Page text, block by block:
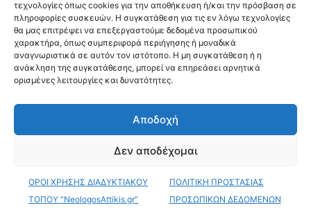
τεχνολογίες όπως cookies για την αποθήκευση ή/και την πρόσβαση σε
πληροφορίες συσκευών. Η συγκατάθεση για τις εν λόγω τεχνολογίες
θα μας επιτρέψει να επεξεργαστούμε δεδομένα προσωπικού
χαρακτήρα, όπως συμπεριφορά περιήγησης ή μοναδικά
αναγνωριστικά σε αυτόν τον ιστότοπο. Η μη συγκατάθεση ή η
ανάκληση της συγκατάθεσης, μπορεί να επηρεάσει αρνητικά
ορισμένες λειτουργίες και δυνατότητες.
Αποδοχή
Δεν αποδέχομαι
ΟΡΟΙ ΧΡΗΣΗΣ ΔΙΑΔΥΚΤΙΑΚΟΥ
ΤΟΠΟΥ “NeologosAttikis.gr”
ΠΟΛΙΤΙΚΗ ΠΡΟΣΤΑΣΙΑΣ
ΠΡΟΣΩΠΙΚΩΝ ΔΕΔΟΜΕΝΩΝ
ΑΚΟΛΟΥΘΗΣΕ ΜΑΣ
Videos Όροι Χρήσης
© Copyright 2026 ΝΕΟΛΟΓΟΣ ΑΤΤΙΚΗΣ • All Rights Reserved •
Web Development by KARINA HOLDINGS Web Dpt